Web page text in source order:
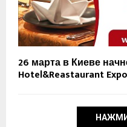
26 марта в Киеве
Hotel&Reastaurant